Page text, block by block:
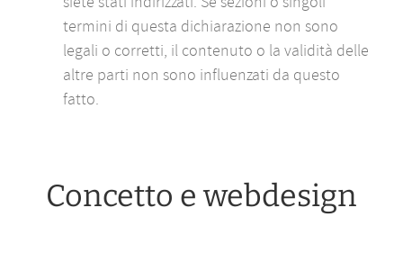
termini di questa dichiarazione non sono
legali o corretti, il contenuto o la validità delle
altre parti non sono influenzati da questo
fatto.
Concetto e webdesign